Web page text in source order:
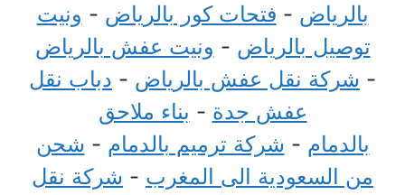
بالرياض - فتحات كور بالرياض - ونيت
توصيل بالرياض - ونيت عفش بالرياض
- شركة نقل عفش بالرياض - دباب نقل
عفش جدة - بناء ملاحق
بالدمام - شركة ترميم بالدمام - شحن
من السعودية الى المغرب - شركة نقل